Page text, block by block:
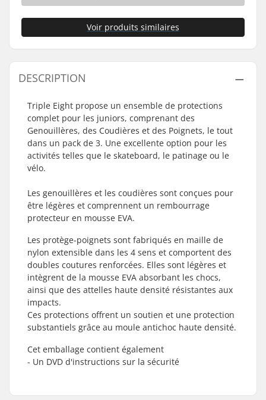
Voir produits similaires
DESCRIPTION
Triple Eight propose un ensemble de protections
complet pour les juniors, comprenant des
Genouillères, des Coudières et des Poignets, le tout
dans un pack de 3. Une excellente option pour les
activités telles que le skateboard, le patinage ou le
vélo.
Les genouillères et les coudières sont conçues pour
être légères et comprennent un rembourrage
protecteur en mousse EVA.
Les protège-poignets sont fabriqués en maille de
nylon extensible dans les 4 sens et comportent des
doubles coutures renforcées. Elles sont légères et
intègrent de la mousse EVA absorbant les chocs,
ainsi que des attelles haute densité résistantes aux
impacts.
Ces protections offrent un soutien et une protection
substantiels grâce au moule antichoc haute densité.
Cet emballage contient également
- Un DVD d'instructions sur la sécurité